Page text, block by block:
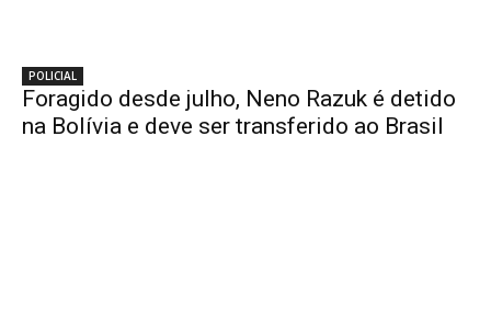
POLICIAL
Foragido desde julho, Neno Razuk é detido
na Bolívia e deve ser transferido ao Brasil